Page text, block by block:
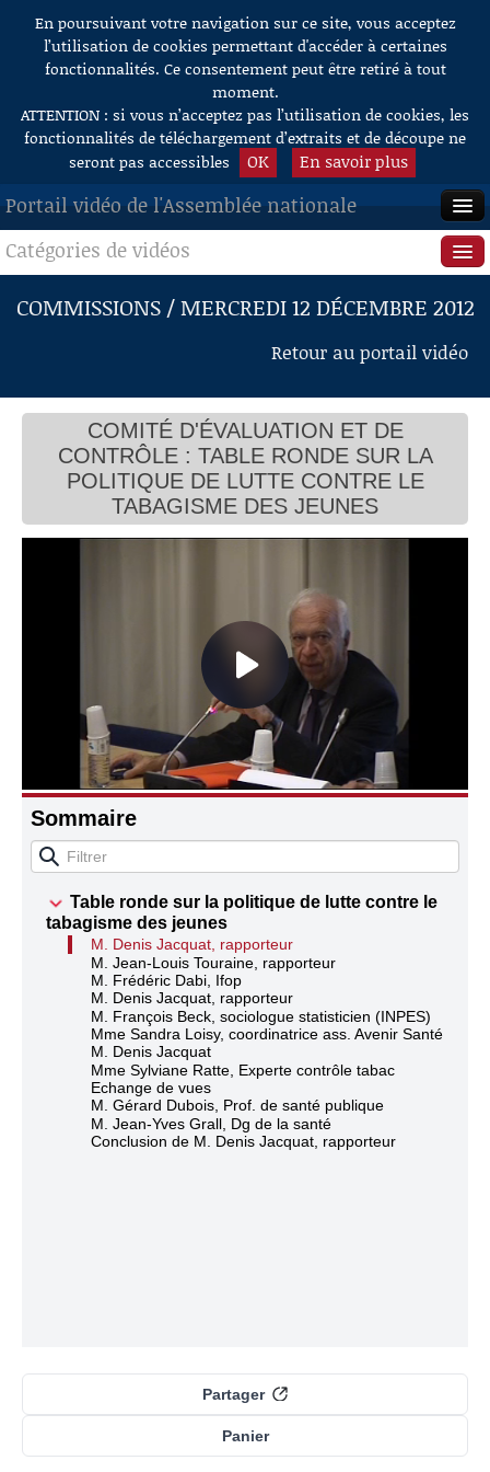
Aller au contenu
En poursuivant votre navigation sur ce site, vous acceptez
l’utilisation de cookies permettant d'accéder à certaines
fonctionnalités. Ce consentement peut être retiré à tout
moment.
ATTENTION : si vous n’acceptez pas l’utilisation de cookies, les
fonctionnalités de téléchargement d’extraits et de découpe ne
seront pas accessibles
OK En savoir plus
Portail vidéo de l'Assemblée nationale
ACCUEIL
EN DIRECT
RECHERCHE
AIDE À LA DÉCOUPE
DE VIDÉOS
Catégories de vidéos
Séance publique
Questions au Gouvernement
Commissions
Présidence
Évènements
Connaissance, Histoire
COMMISSIONS / MERCREDI 12 DÉCEMBRE 2012
Retour au portail vidéo
COMITÉ D'ÉVALUATION ET DE
CONTRÔLE : TABLE RONDE SUR LA
POLITIQUE DE LUTTE CONTRE LE
TABAGISME DES JEUNES
Sommaire
Table ronde sur la politique de lutte contre le
tabagisme des jeunes
M. Denis Jacquat, rapporteur
M. Jean-Louis Touraine, rapporteur
M. Frédéric Dabi, Ifop
M. Denis Jacquat, rapporteur
M. François Beck, sociologue statisticien (INPES)
Mme Sandra Loisy, coordinatrice ass. Avenir Santé
M. Denis Jacquat
Mme Sylviane Ratte, Experte contrôle tabac
Echange de vues
M. Gérard Dubois, Prof. de santé publique
M. Jean-Yves Grall, Dg de la santé
Conclusion de M. Denis Jacquat, rapporteur
Panier
Partager